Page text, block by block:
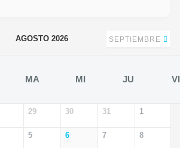
AGOSTO 2026 SEPTIEMBRE
MA MI JU VI
29 30 31 1
5 6 7 8